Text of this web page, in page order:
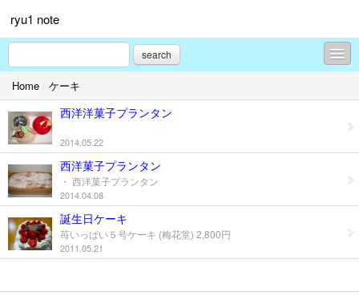
ryu1 note
search
ラーメン・蕎麦
コンテンツ
お祭り
花・植物
桜
朝顔
Home / ケーキ
西洋洋菓子プランタン
2014.05.22
西洋菓子プランタン
・ 西洋菓子プランタン
2014.04.08
誕生日ケーキ
苺いっぱい５号ケーキ (梅花堂) 2,800円
2011.05.21